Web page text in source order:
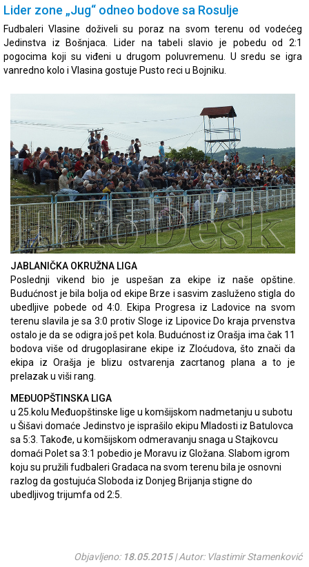
Lider zone „Jug“ odneo bodove sa Rosulje
Fudbaleri Vlasine doživeli su poraz na svom terenu od vodećeg
Jedinstva iz Bošnjaca. Lider na tabeli slavio je pobedu od 2:1
pogocima koji su viđeni u drugom poluvremenu. U sredu se igra
vanredno kolo i Vlasina gostuje Pusto reci u Bojniku.
JABLANIČKA OKRUŽNA LIGA
Poslednji vikend bio je uspešan za ekipe iz naše opštine.
Budućnost je bila bolja od ekipe Brze i sasvim zasluženo stigla do
ubedljive pobede od 4:0. Ekipa Progresa iz Ladovice na svom
terenu slavila je sa 3:0 protiv Sloge iz Lipovice Do kraja prvenstva
ostalo je da se odigra još pet kola. Budućnost iz Orašja ima čak 11
bodova više od drugoplasirane ekipe iz Zloćudova, što znači da
ekipa iz Orašja je blizu ostvarenja zacrtanog plana a to je
prelazak u viši rang.
MEĐUOPŠTINSKA LIGA
u 25.kolu Međuopštinske lige u komšijskom nadmetanju u subotu
u Šišavi domaće Jedinstvo je isprašilo ekipu Mladosti iz Batulovca
sa 5:3. Takođe, u komšijskom odmeravanju snaga u Stajkovcu
domaći Polet sa 3:1 pobedio je Moravu iz Gložana. Slabom igrom
koju su pružili fudbaleri Gradaca na svom terenu bila je osnovni
razlog da gostujuća Sloboda iz Donjeg Brijanja stigne do
ubedljivog trijumfa od 2:5.
Objavljeno: 18.05.2015| Autor: Vlastimir Stamenković